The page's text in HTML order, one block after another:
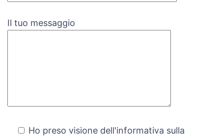
Il tuo messaggio
Ho preso visione dell'informativa sulla